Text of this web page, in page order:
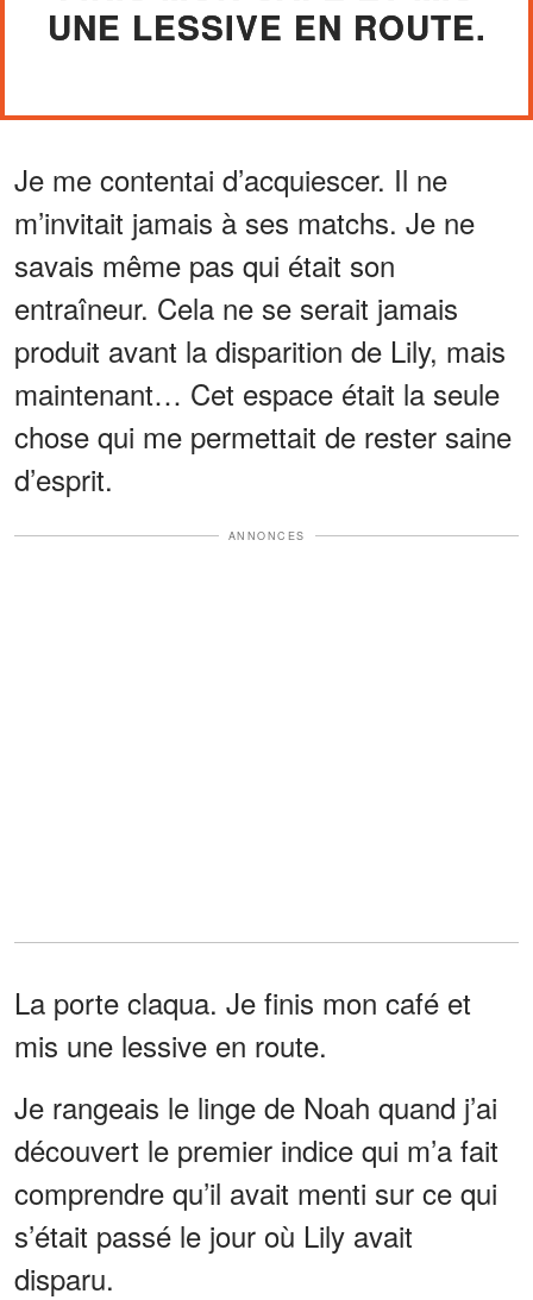
UNE LESSIVE EN ROUTE.
Je me contentai d’acquiescer. Il ne
m’invitait jamais à ses matchs. Je ne
savais même pas qui était son
entraîneur. Cela ne se serait jamais
produit avant la disparition de Lily, mais
maintenant… Cet espace était la seule
chose qui me permettait de rester saine
d’esprit.
ANNONCES
La porte claqua. Je finis mon café et
mis une lessive en route.
Je rangeais le linge de Noah quand j’ai
découvert le premier indice qui m’a fait
comprendre qu’il avait menti sur ce qui
s’était passé le jour où Lily avait
disparu.